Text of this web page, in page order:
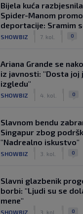
Bijela kuća
Spider-Manom
deportacije: Sramim
SHOWBIZ 7. kol. 0
Ariana Grande se
iz javnosti: "Dosta joj
izgledu"
SHOWBIZ 4. kol. 0
Slavnom bendu
Singapur zbog
"Nadrealno iskustvo"
SHOWBIZ 3. kol. 0
Slavni glazbenik
borbi: "Ljudi su se
mene"
SHOWBIZ 3. kol. 0